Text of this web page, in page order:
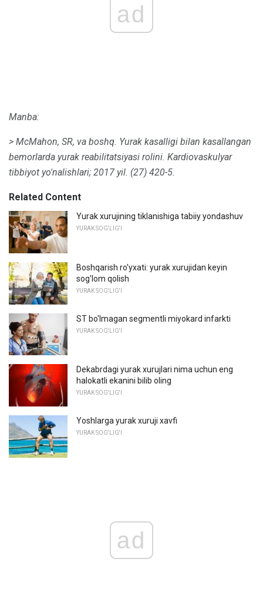
ad
Manba:
> McMahon, SR, va boshq. Yurak kasalligi bilan kasallangan
bemorlarda yurak reabilitatsiyasi rolini. Kardiovaskulyar
tibbiyot yo'nalishlari; 2017 yil. (27) 420-5.
Related Content
Yurak xurujining tiklanishiga tabiiy yondashuv
YURAK SOG'LIG'I
Boshqarish ro'yxati: yurak xurujidan keyin
sog'lom qolish
YURAK SOG'LIG'I
ST bo'lmagan segmentli miyokard infarkti
YURAK SOG'LIG'I
Dekabrdagi yurak xurujlari nima uchun eng
halokatli ekanini bilib oling
YURAK SOG'LIG'I
Yoshlarga yurak xuruji xavfi
YURAK SOG'LIG'I
ad